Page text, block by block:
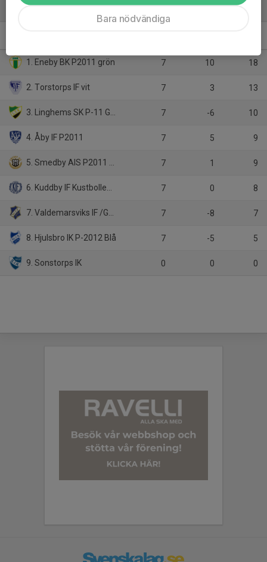
Tabell
1. Eneby BK P2011 grön 7 10 18
2. Torstorps IF vit 7 3 13
3. Linghems SK P-11 Grön 7 -6 10
4. Åby IF P2011 7 5 9
5. Smedby AIS P2011 Vit 7 1 9
6. Kuddby IF Kustbollen P14 Kustbollen P14 7 0 8
7. Valdemarsviks IF /Gusum 7 -8 7
8. Hjulsbro IK P-2012 Blå 7 -5 5
9. Sonstorps IK 0 0 0
Bara nödvändiga